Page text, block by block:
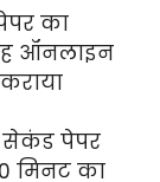
का
ऑनलाइन
सेकंड पेपर
मिनट का